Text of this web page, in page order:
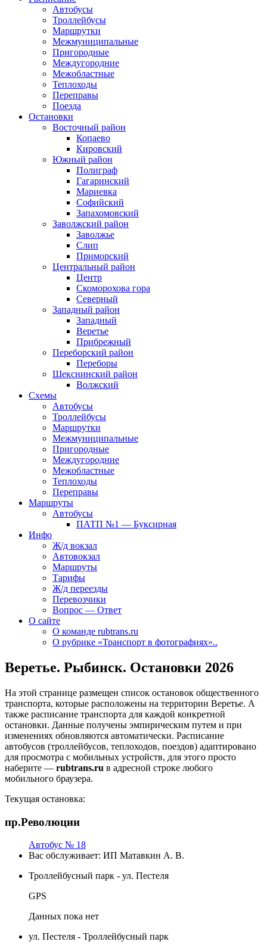
Автобусы
Троллейбусы
Маршрутки
Межмуниципальные
Пригородные
Междугородние
Межобластные
Теплоходы
Переправы
Поезда
Остановки
Восточный район
Копаево
Кировский
Южный район
Полиграф
Гагаринский
Мариевка
Софийский
Запахомовский
Заволжский район
Заволжье
Слип
Приморский
Центральный район
Центр
Скоморохова гора
Северный
Западный район
Западный
Веретье
Прибрежный
Переборский район
Переборы
Шекснинский район
Волжский
Схемы
Автобусы
Троллейбусы
Маршрутки
Межмуниципальные
Пригородные
Междугородние
Межобластные
Теплоходы
Переправы
Маршруты
Автобусы
ПАТП №1 — Буксирная
Инфо
Ж/д вокзал
Автовокзал
Маршруты
Тарифы
Ж/д переезды
Перевозчики
Вопрос — Ответ
О сайте
О команде rubtrans.ru
О рубрике «Транспорт в фотографиях»..
Веретье. Рыбинск. Остановки 2026
На этой странице размещен список остановок общественного
транспорта, которые расположены на территории Веретье. А
также расписание транспорта для каждой конкретной
остановки. Данные получены эмпирическим путем и при
изменениях обновляются автоматически. Расписание
автобусов (троллейбусов, теплоходов, поездов) адаптировано
для просмотра с мобильных устройств, для этого просто
наберите — rubtrans.ru в адресной строке любого
мобильного браузера.
Текущая остановка:
пр.Революции
Автобус № 18
Вас обслуживает: ИП Матавкин А. В.
Троллейбусный парк - ул. Пестеля
GPS
Данных пока нет
ул. Пестеля - Троллейбусный парк